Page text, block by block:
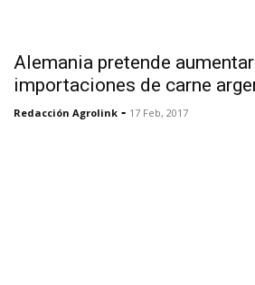
Alemania pretende
importaciones de carne
Redacción Agrolink - 17 Feb, 2017